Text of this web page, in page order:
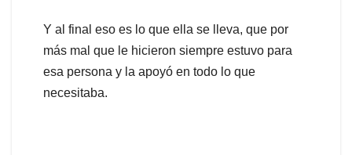
Y al final eso es lo que ella se lleva, que por
más mal que le hicieron siempre estuvo para
esa persona y la apoyó en todo lo que
necesitaba.